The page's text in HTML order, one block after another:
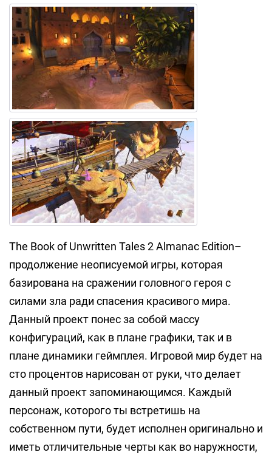
The Book of Unwritten Tales 2 Almanac Edition–
продолжение неописуемой игры, которая
базирована на сражении головного героя с
силами зла ради спасения красивого мира.
Данный проект понес за собой массу
конфигураций, как в плане графики, так и в
плане динамики геймплея. Игровой мир будет на
сто процентов нарисован от руки, что делает
данный проект запоминающимся. Каждый
персонаж, которого ты встретишь на
собственном пути, будет исполнен оригинально и
иметь отличительные черты как во наружности,